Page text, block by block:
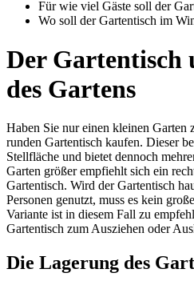
Für wie viel Gäste soll der
Wo soll der Gartentisch im
Der Gartentisch
des Gartens
Haben Sie nur einen kleinen Garten
runden Gartentisch kaufen. Dieser
Stellfläche und bietet dennoch
Garten größer empfiehlt sich ein
Gartentisch. Wird der Gartentisch
Personen genutzt, muss es kein
Variante ist in diesem Fall zu
Gartentisch zum Ausziehen oder
Die Lagerung des